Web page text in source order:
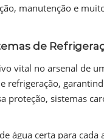
manutenção e
de
vital no arsenal de
refrigeração,
proteção, sistemas
água certa para